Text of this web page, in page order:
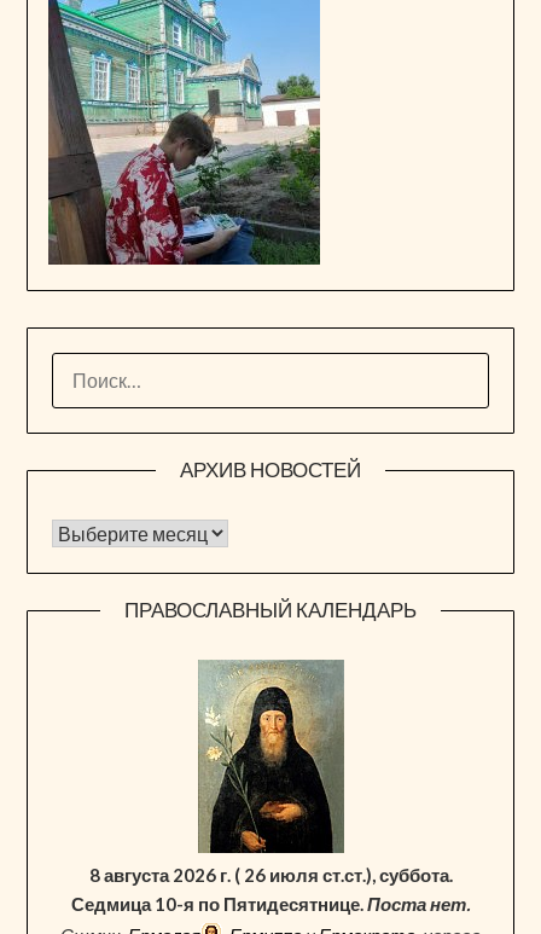
АРХИВ НОВОСТЕЙ
Архив новостей
ПРАВОСЛАВНЫЙ КАЛЕНДАРЬ
8 августа 2026 г. ( 26 июля ст.ст.), суббота.
Седмица 10-я по Пятидесятнице.Поста нет.